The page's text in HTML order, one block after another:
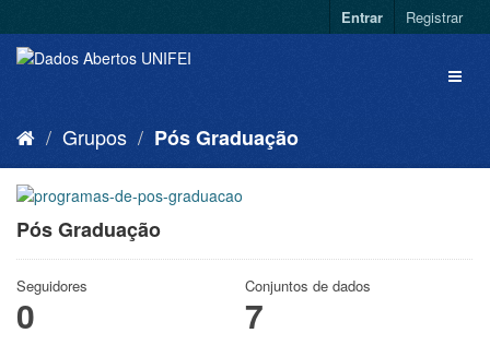
Entrar Registrar
Grupos Pós Graduação
Pós Graduação
Seguidores
0
Conjuntos de dados
7